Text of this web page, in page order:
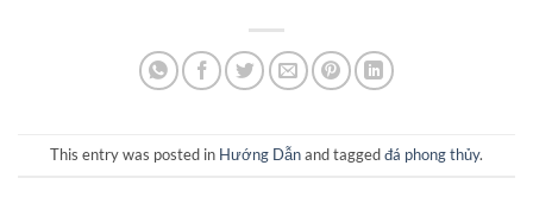
This entry was posted in Hướng Dẫnand taggedđá phong thủy.